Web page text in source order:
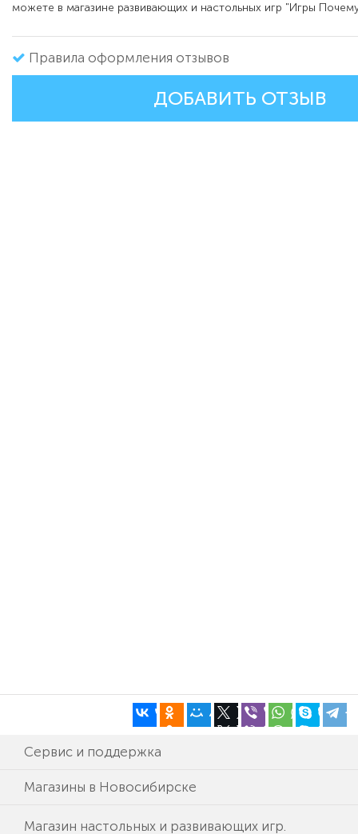
можете в магазине развивающих и настольных игр "Игры
Правила оформления отзывов
ДОБАВИТЬ ОТЗЫВ
Сервис и поддержка
Магазины в Новосибирске
Магазин настольных и развивающих игр.